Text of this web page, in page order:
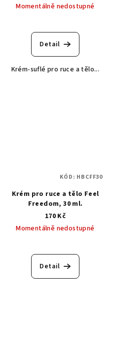
Momentálně nedostupné
hodnocení
produktu
z
Detail
Krém-suflé pro ruce a tělo...
Krém pro ruce a tělo Feel
Freedom, 30 ml.
170 Kč
Momentálně nedostupné
Detail
KÓD: HBCFF30